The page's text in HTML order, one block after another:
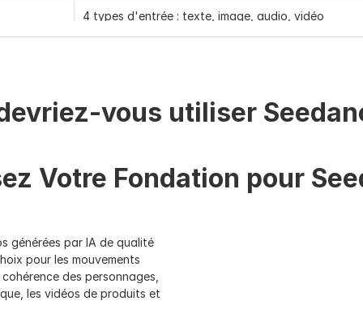
4 types d'entrée : texte, image, audio, vidéo
à 10x
Génération standard de qualité maximale, avec
Consommation de crédits plus élevée pour un rendu
de qualité finale
plans multi-personnages, la cohérence des
personnages
Modèle de production principal de pleine puissance
vous utiliser
générées par IA de qualité
pour les mouvements
des personnages,
les vidéos de produits et
Votre Fondation pour